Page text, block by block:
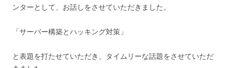
ンターとして、お話しをさせていただきました。
「サーバー構築とハッキング対策」
と表題を打たせていただき、タイムリーな話題をさせていただ